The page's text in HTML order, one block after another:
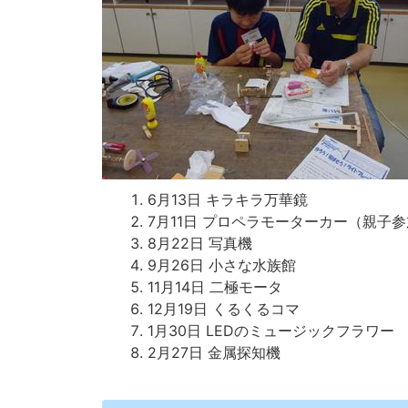
6月13日 キラキラ万華鏡
7月11日 プロペラモーターカー（親子
8月22日 写真機
9月26日 小さな水族館
11月14日 二極モータ
12月19日 くるくるコマ
1月30日 LEDのミュージックフラワー
2月27日 金属探知機